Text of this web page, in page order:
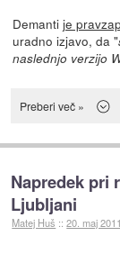
Demanti je
uradno izjavo, da "
naslednjo verzijo
Preberi več »
Napredek pri
Ljubljani
Matej Huš ::20. maj 2011